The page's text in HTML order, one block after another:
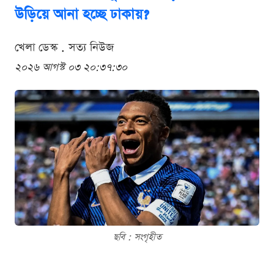
উড়িয়ে আনা হচ্ছে ঢাকায়?
খেলা ডেস্ক . সত্য নিউজ
২০২৬ আগস্ট ০৩ ২০:৩৭:৩০
ছবি : সংগৃহীত